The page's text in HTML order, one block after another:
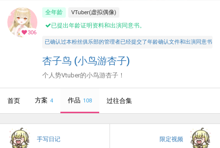
306
全年龄
VTuber(虚拟偶像)
已提出年龄证明资料和出演同意书。
已确认过本粉丝俱乐部的管理者已经提交了年龄确认文件和出演同意
杏子鸟 (小鸟游杏子)
个人势Vtuber的小鸟游杏子！
首页 方案 4 作品 108 过往合集
手写日记 限定视频